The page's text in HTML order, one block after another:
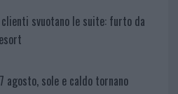
svuotano le suite: furto da
agosto, sole e caldo tornano